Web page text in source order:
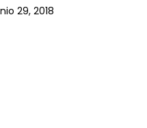
29, 2018